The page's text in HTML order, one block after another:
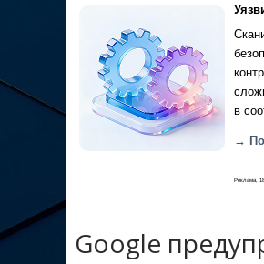
в
→
Реклама,
Google